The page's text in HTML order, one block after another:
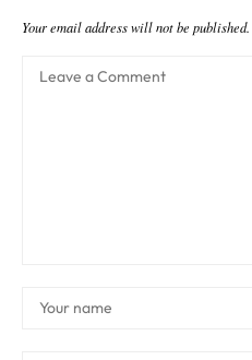
Your email address will not be published.